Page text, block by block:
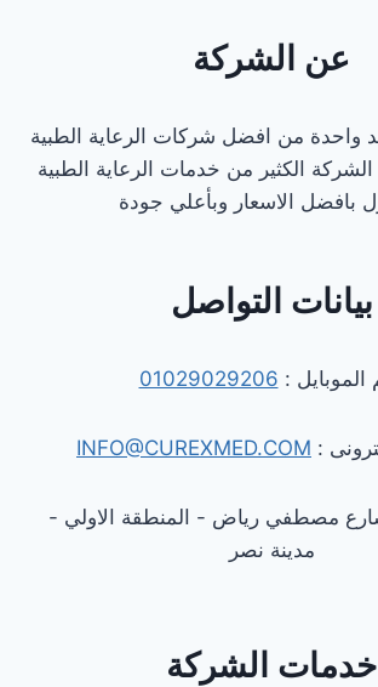
عن الشركة
واحدة من افضل شركات الرعاية الطبية
الكثير من خدمات الرعاية الطبية
بافضل الاسعار وبأعلي جودة
بيانات التواصل
الموبايل : 01029029206
:
INFO@CUREXMED.COM
: ٢٤ شارع مصطفي رياض - المنطقة الاولي -
مدينة نصر
خدمات الشركة